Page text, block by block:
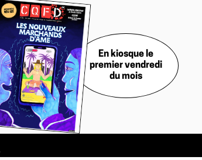
En kiosque le
premier vendredi
du mois